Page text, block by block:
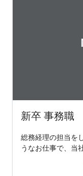
新卒 事務職
総務経理の担当を
うなお仕事で、当